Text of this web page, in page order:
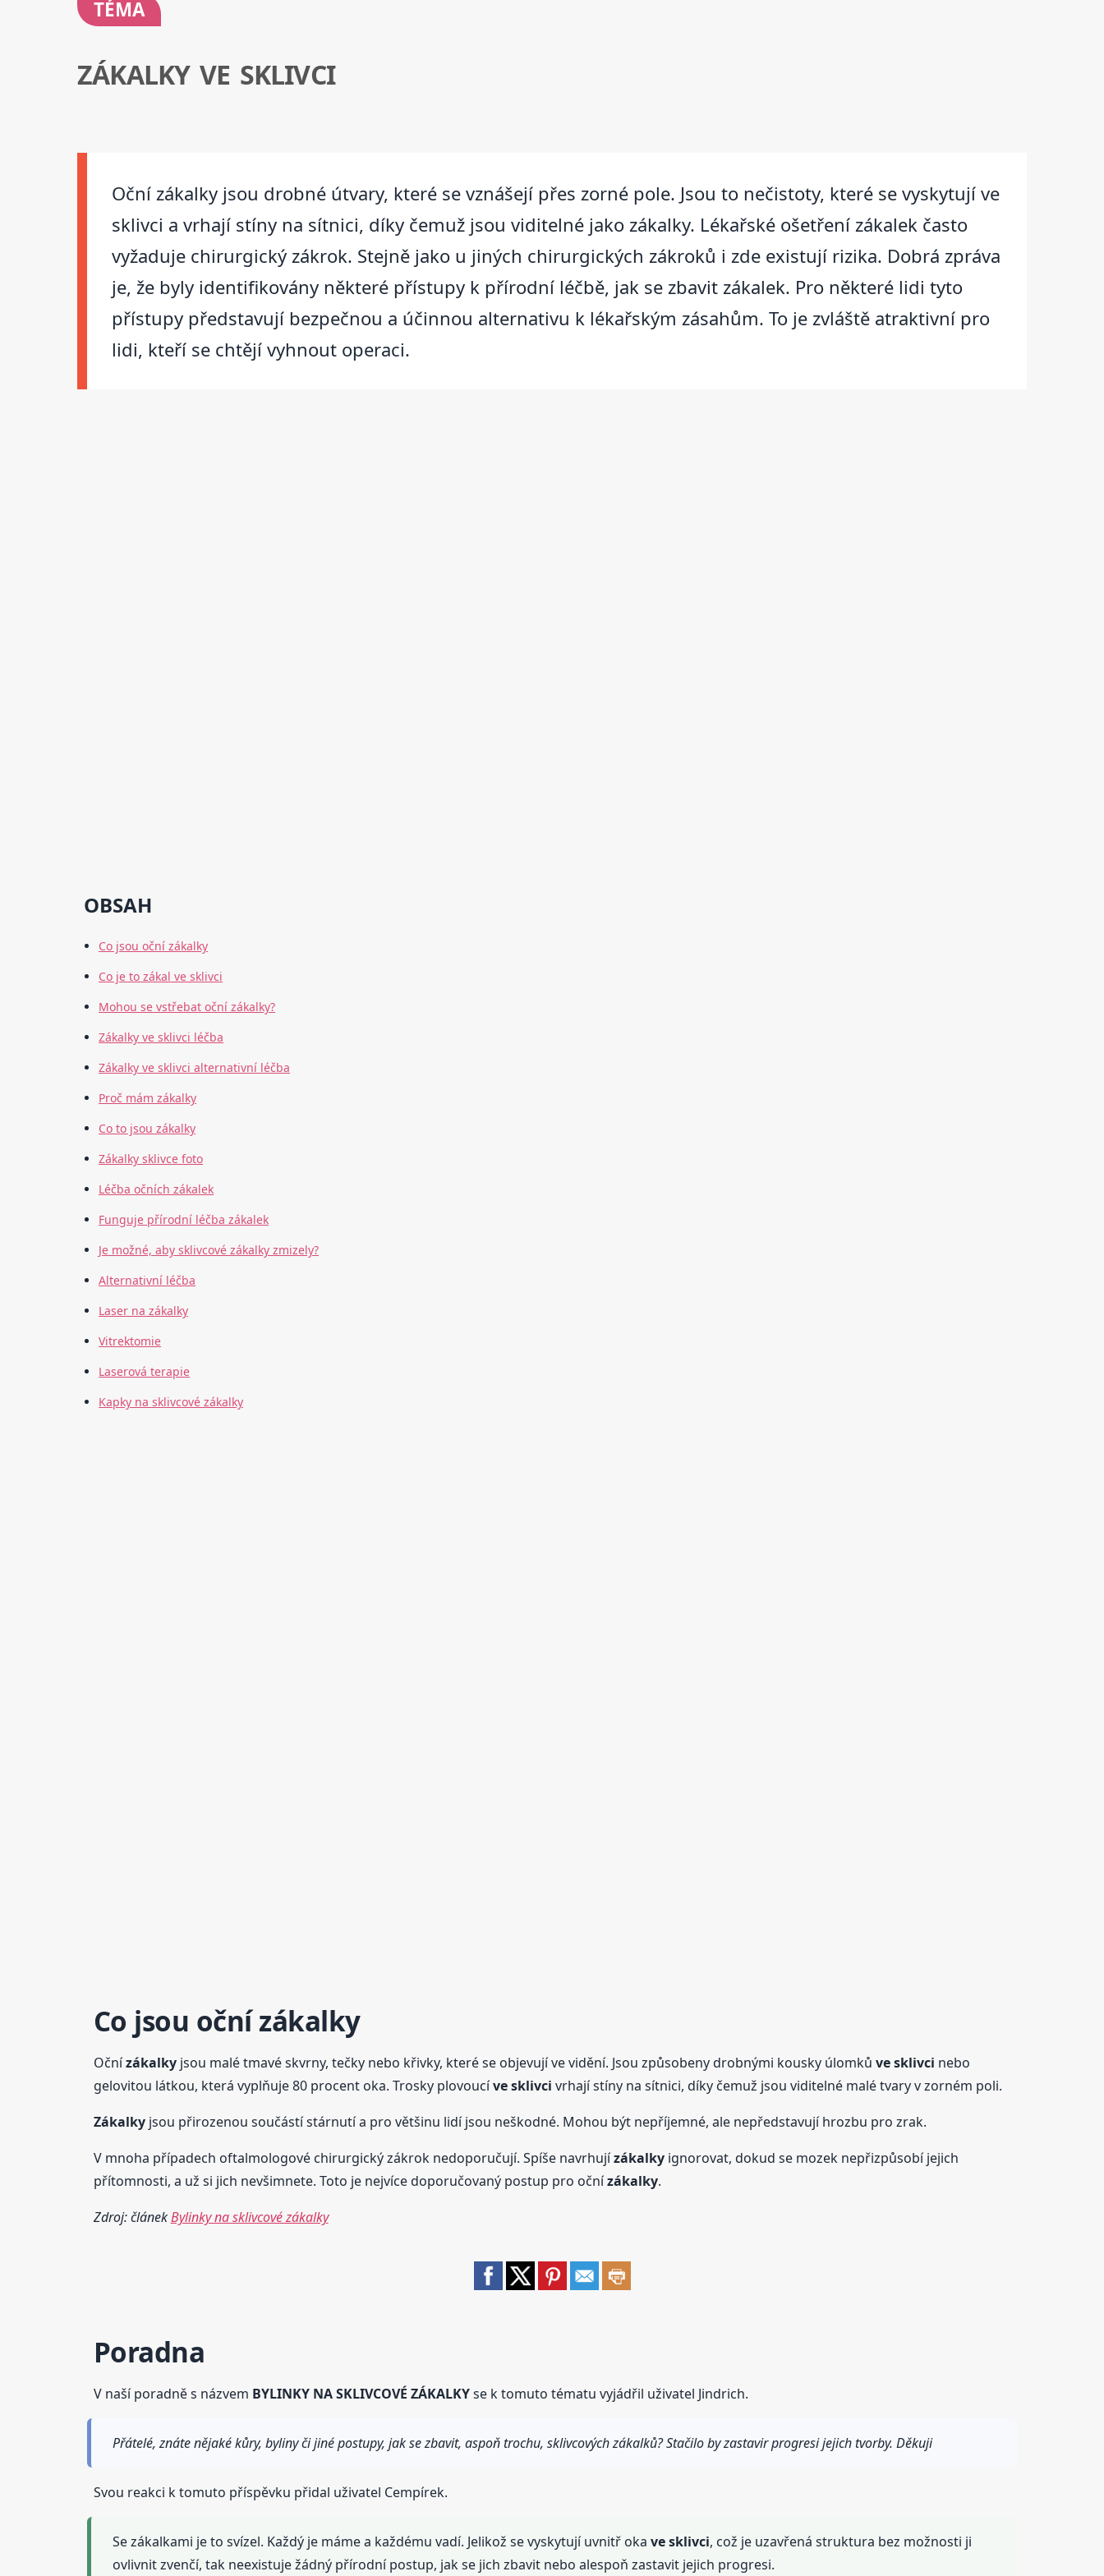
TÉMA
ZÁKALKY VE SKLIVCI
Oční zákalky jsou drobné útvary, které se vznášejí přes zorné pole. Jsou to nečistoty, které se vyskytují ve
sklivci a vrhají stíny na sítnici, díky čemuž jsou viditelné jako zákalky. Lékařské ošetření zákalek často
vyžaduje chirurgický zákrok. Stejně jako u jiných chirurgických zákroků i zde existují rizika. Dobrá zpráva
je, že byly identifikovány některé přístupy k přírodní léčbě, jak se zbavit zákalek. Pro některé lidi tyto
přístupy představují bezpečnou a účinnou alternativu k lékařským zásahům. To je zvláště atraktivní pro
lidi, kteří se chtějí vyhnout operaci.
OBSAH
Co jsou oční zákalky
Co je to zákal ve sklivci
Mohou se vstřebat oční zákalky?
Zákalky ve sklivci léčba
Zákalky ve sklivci alternativní léčba
Proč mám zákalky
Co to jsou zákalky
Zákalky sklivce foto
Léčba očních zákalek
Funguje přírodní léčba zákalek
Je možné, aby sklivcové zákalky zmizely?
Alternativní léčba
Laser na zákalky
Vitrektomie
Laserová terapie
Kapky na sklivcové zákalky
Co jsou očnízákalky
Očnízákalkyjsou malé tmavé skvrny, tečky nebo křivky, které se objevují ve vidění. Jsou způsobeny drobnými kousky úlomků ve sklivci nebo
gelovitou látkou, která vyplňuje 80 procent oka. Trosky plovoucíve sklivci vrhají stíny na sítnici, díky čemuž jsou viditelné malé tvary v zorném poli.
Zákalkyjsou přirozenou součástí stárnutí a pro většinu lidí jsou neškodné. Mohou být nepříjemné, ale nepředstavují hrozbu pro zrak.
V mnoha případech oftalmologové chirurgický zákrok nedoporučují. Spíše navrhujízákalkyignorovat, dokud se mozek nepřizpůsobí jejich
přítomnosti, a už si jich nevšimnete. Toto je nejvíce doporučovaný postup pro očnízákalky.
Zdroj: článekBylinky na sklivcové zákalky
Poradna
V naší poradně s názvem BYLINKY NA SKLIVCOVÉ ZÁKALKYse k tomuto tématu vyjádřil uživatel Jindrich.
Přátelé, znáte nějaké kůry, byliny či jiné postupy, jak se zbavit, aspoň trochu, sklivcových zákalků? Stačilo by zastavir progresi jejich tvorby. Děkuji
Svou reakci k tomuto příspěvku přidal uživatel Cempírek.
Se zákalkami je to svízel. Každý je máme a každému vadí. Jelikož se vyskytují uvnitř oka ve sklivci, což je uzavřená struktura bez možnosti ji
ovlivnit zvenčí, tak neexistuje žádný přírodní postup, jak se jich zbavit nebo alespoň zastavit jejich progresi.